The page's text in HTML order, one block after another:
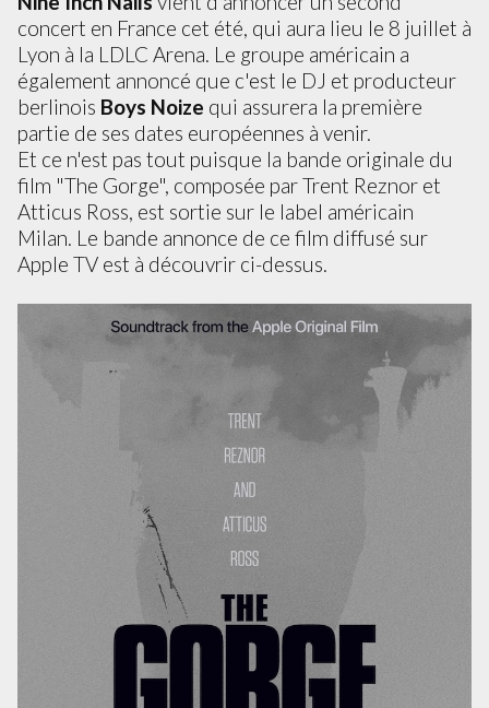
concert en France cet été, qui aura lieu le 8 juillet à
Lyon à la LDLC Arena. Le groupe américain a
également annoncé que c'est le DJ et producteur
berlinois Boys Noize qui assurera la première
partie de ses dates européennes à venir.
Et ce n'est pas tout puisque la bande originale du
film "The Gorge", composée par Trent Reznor et
Atticus Ross, est sortie sur le label américain
Milan. Le bande annonce de ce film diffusé sur
Apple TV est à découvrir ci-dessus.